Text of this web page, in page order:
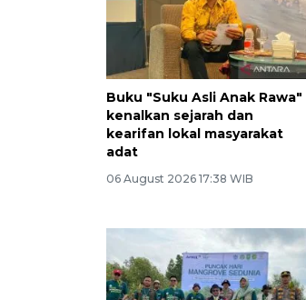
Buku "Suku Asli Anak Rawa"
kenalkan sejarah dan
kearifan lokal masyarakat
adat
06 August 2026 17:38 WIB